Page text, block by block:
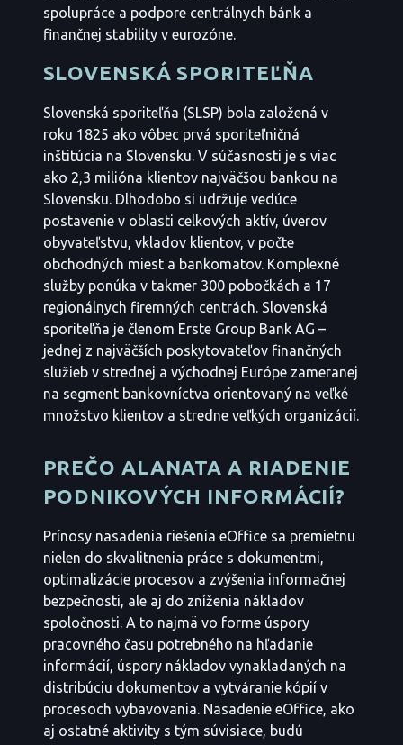
spolupráce a podpore centrálnych bánk a
finančnej stability v eurozóne.
SLOVENSKÁ SPORITEĽŇA
Slovenská sporiteľňa (SLSP) bola založená v
roku 1825 ako vôbec prvá sporiteľničná
inštitúcia na Slovensku. V súčasnosti je s viac
ako 2,3 milióna klientov najväčšou bankou na
Slovensku. Dlhodobo si udržuje vedúce
postavenie v oblasti celkových aktív, úverov
obyvateľstvu, vkladov klientov, v počte
obchodných miest a bankomatov. Komplexné
služby ponúka v takmer 300 pobočkách a 17
regionálnych firemných centrách. Slovenská
sporiteľňa je členom Erste Group Bank AG –
jednej z najväčších poskytovateľov finančných
služieb v strednej a východnej Európe zameranej
na segment bankovníctva orientovaný na veľké
množstvo klientov a stredne veľkých organizácií.
PREČO ALANATA A RIADENIE
PODNIKOVÝCH INFORMÁCIÍ?
Prínosy nasadenia riešenia eOffice sa premietnu
nielen do skvalitnenia práce s dokumentmi,
optimalizácie procesov a zvýšenia informačnej
bezpečnosti, ale aj do zníženia nákladov
spoločnosti. A to najmä vo forme úspory
pracovného času potrebného na hľadanie
informácií, úspory nákladov vynakladaných na
distribúciu dokumentov a vytváranie kópií v
procesoch vybavovania. Nasadenie eOffice, ako
aj ostatné aktivity s tým súvisiace, budú